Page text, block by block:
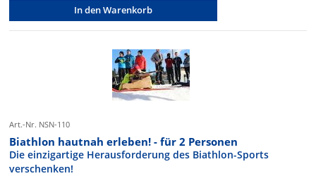
In den Warenkorb
Art.-Nr. NSN-110
Biathlon hautnah erleben! - für 2 Personen
Die einzigartige Herausforderung des Biathlon-Sports
verschenken!